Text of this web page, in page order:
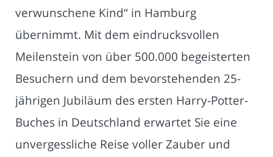
verwunschene Kind“ in Hamburg
übernimmt. Mit dem eindrucksvollen
Meilenstein von über 500.000 begeisterten
Besuchern und dem bevorstehenden 25-
jährigen Jubiläum des ersten Harry-Potter-
Buches in Deutschland erwartet Sie eine
unvergessliche Reise voller Zauber und